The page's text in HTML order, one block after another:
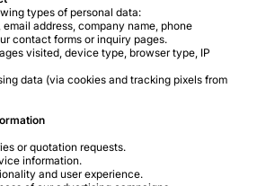
types of personal data:
address, company name, phone
contact forms or inquiry pages.
visited, device type, browser type, IP
data (via cookies and tracking pixels from
or quotation requests.
information.
and user experience.